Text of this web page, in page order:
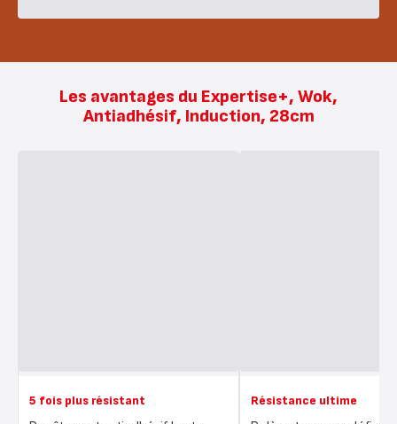
Les avantages du Expertise+, Wok,
Antiadhésif, Induction, 28cm
5 fois plus résistant
Résistance ultime